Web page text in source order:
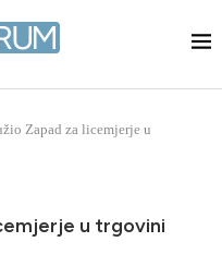
Zapad za licemjerje u
u trgovini